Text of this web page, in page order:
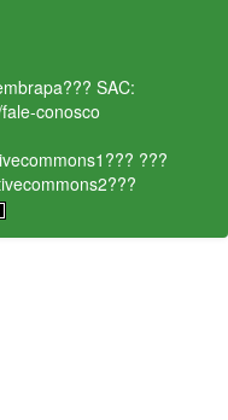
SAC:
conosco
???